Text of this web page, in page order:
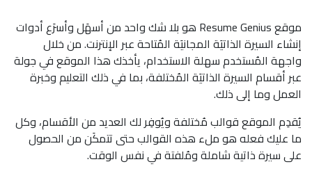
موقع Resume Genius هو بلا شك واحد من أسهَل وأسرَع أدوات
إنشاء السيرة الذاتيَة المجانيَة المُتاحة عبر الإنترنت. من خلال
واجهة المُستخدم سهلة الاستخدام، يأخذك هذا الموقع في جولة
عبر أقسام السيرة الذاتيَة المُختلفة، بما في ذلك التعليم وخبرة
العمل وما إلى ذلك.
يُقدِم الموقع قوالب مُختلفة ويُوفِر لك العديد من الأقسام، وكل
ما عليك فعله هو ملء هذه القوالب حتى تتمكَن من الحصول
على سيرة ذاتية شاملة ومُلفتة في نفس الوقت.